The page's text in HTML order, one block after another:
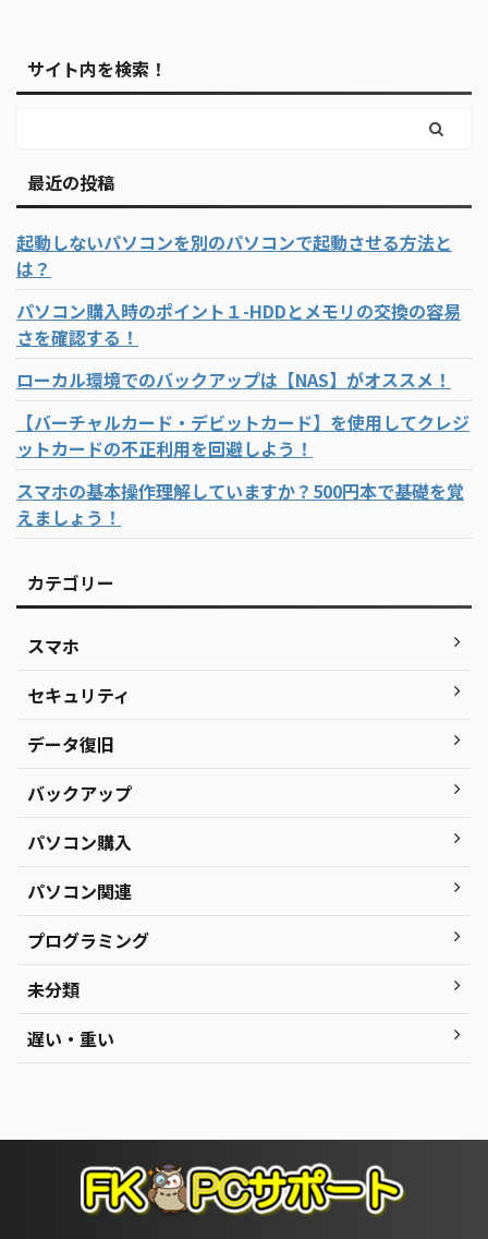
サイト内を検索！
最近の投稿
起動しないパソコンを別のパソコンで起動させる方法と
は？
パソコン購入時のポイント１-HDDとメモリの交換の容易
さを確認する！
ローカル環境でのバックアップは【NAS】がオススメ！
【バーチャルカード・デビットカード】を使用してクレジ
ットカードの不正利用を回避しよう！
スマホの基本操作理解していますか？500円本で基礎を覚
えましょう！
カテゴリー
スマホ
セキュリティ
データ復旧
バックアップ
パソコン購入
パソコン関連
プログラミング
未分類
遅い・重い